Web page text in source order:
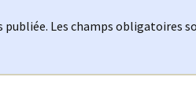
publiée. Les champs obligatoires